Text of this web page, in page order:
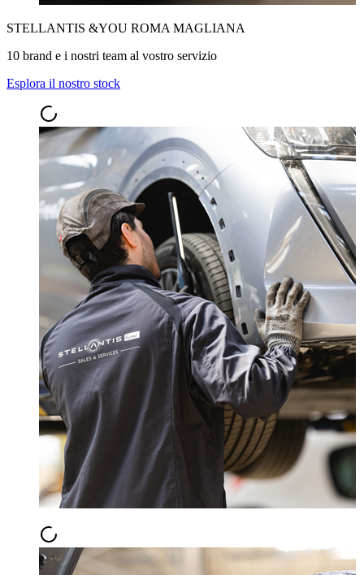
STELLANTIS &YOU ROMA MAGLIANA
10 brand e i nostri team al vostro servizio
Esplora il nostro stock